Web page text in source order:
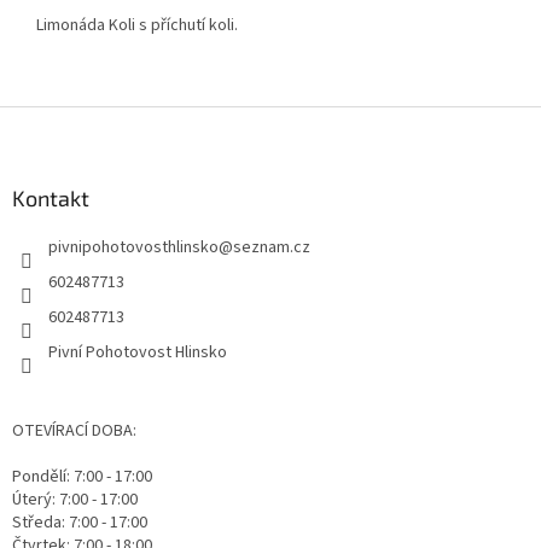
Limonáda Koli s příchutí koli.
Kontakt
pivnipohotovosthlinsko@seznam.cz
602487713
602487713
Pivní Pohotovost Hlinsko
OTEVÍRACÍ DOBA:
Pondělí: 7:00 - 17:00
Úterý: 7:00 - 17:00
Středa: 7:00 - 17:00